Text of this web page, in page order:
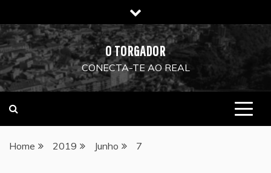
to
content
O TORGADOR
CONECTA-TE AO REAL
Home 2019 Junho 7